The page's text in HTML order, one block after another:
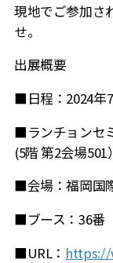
現地でご参加さ
せ。
出展概要
■日程：2024年
■ランチョンセ
(5階 第2会場501）
■会場：福岡国
■ブース：36番
■URL： https://